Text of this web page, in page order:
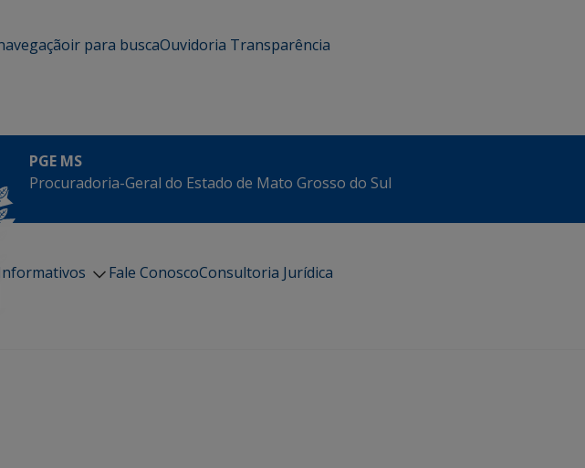
ir para buscaOuvidoria Transparência
PGE MS
Procuradoria-Geral do Estado de Mato Grosso do Sul
Fale ConoscoConsultoria Jurídica